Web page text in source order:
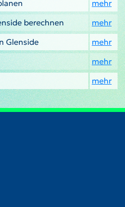
mehr
berechnen
mehr
Glenside
mehr
mehr
mehr